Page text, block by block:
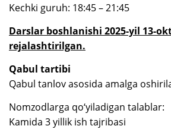
Kechki guruh: 18:45 – 21:45
Darslar boshlanishi 2025-yil 13-
rejalashtirilgan.
Qabul tartibi
Qabul tanlov asosida amalga
Nomzodlarga qo‘yiladigan talablar:
Kamida 3 yillik ish tajribasi